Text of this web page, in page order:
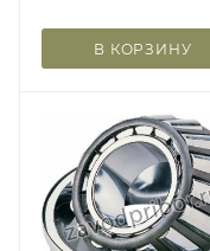
В КОРЗИНУ